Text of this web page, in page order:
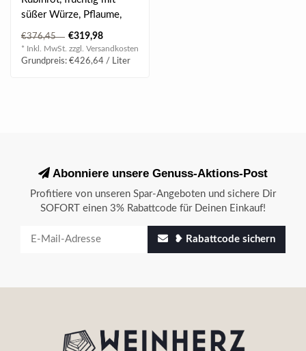
süßer Würze, Pflaume,
Blaubeerkonfitüre, Leder,
Süß..
€376,45 €319,98
* Inkl. MwSt. zzgl. Versandkosten
Grundpreis: €426,64 / Liter
Abonniere unsere Genuss-Aktions-Post
Profitiere von unseren Spar-Angeboten und sichere Dir
SOFORT einen 3% Rabattcode für Deinen Einkauf!
❥ Rabattcode sichern